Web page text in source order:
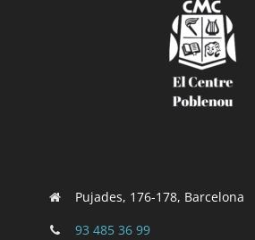
Pujades, 176-178, Barcelona
93 485 36 99